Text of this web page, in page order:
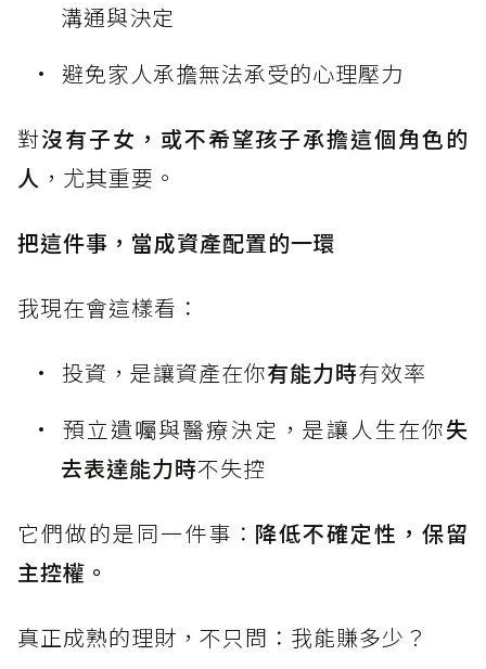
溝通與決定
避免家人承擔無法承受的心理壓力
對沒有子女，或不希望孩子承擔這個角色的
人 ，尤其重要。
把這件事，當成資產配置的一環
我現在會這樣看：
投資，是讓資產在你有能力時有效率
預立遺囑與醫療決定，是讓人生在你失
去表達能力時不失控
它們做的是同一件事： 降低不確定性，保留
主控權。
真正成熟的理財，不只問：我能賺多少？